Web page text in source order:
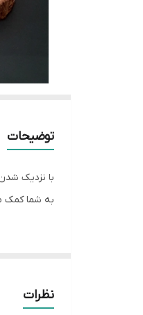
توضیحات
با نزدیک
به شما کمک
نظرات